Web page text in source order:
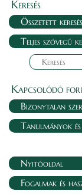
Keresés
Összetett keresés
Teljes szövegű
Kapcsolódó
Bizonytalan
Tanulmányok
Nyitóoldal
Fogalmak és